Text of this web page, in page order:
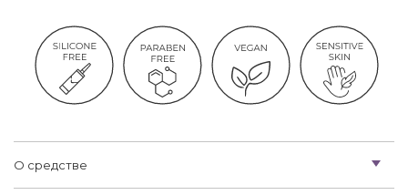
О средстве